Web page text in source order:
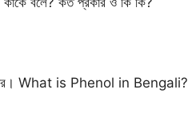
What is Phenol in Bengali?